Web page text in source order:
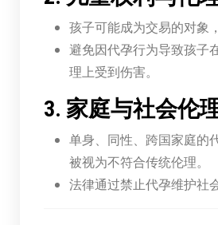
孩子可能成为交易的对象
避免因代孕行为导致孩子
理上受到伤害。
3. 家庭与社会伦
单身、同性、跨国家庭的
被视为不符合传统伦理。
法律通过禁止代孕维护社